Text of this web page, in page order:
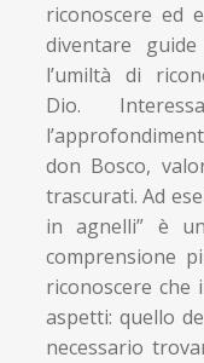
riconoscere ed
diventare
l’umiltà di
Dio.
don Bosco,
trascurati. Ad
in agnelli” è
comprensione
riconoscere che
aspetti: quello
necessario